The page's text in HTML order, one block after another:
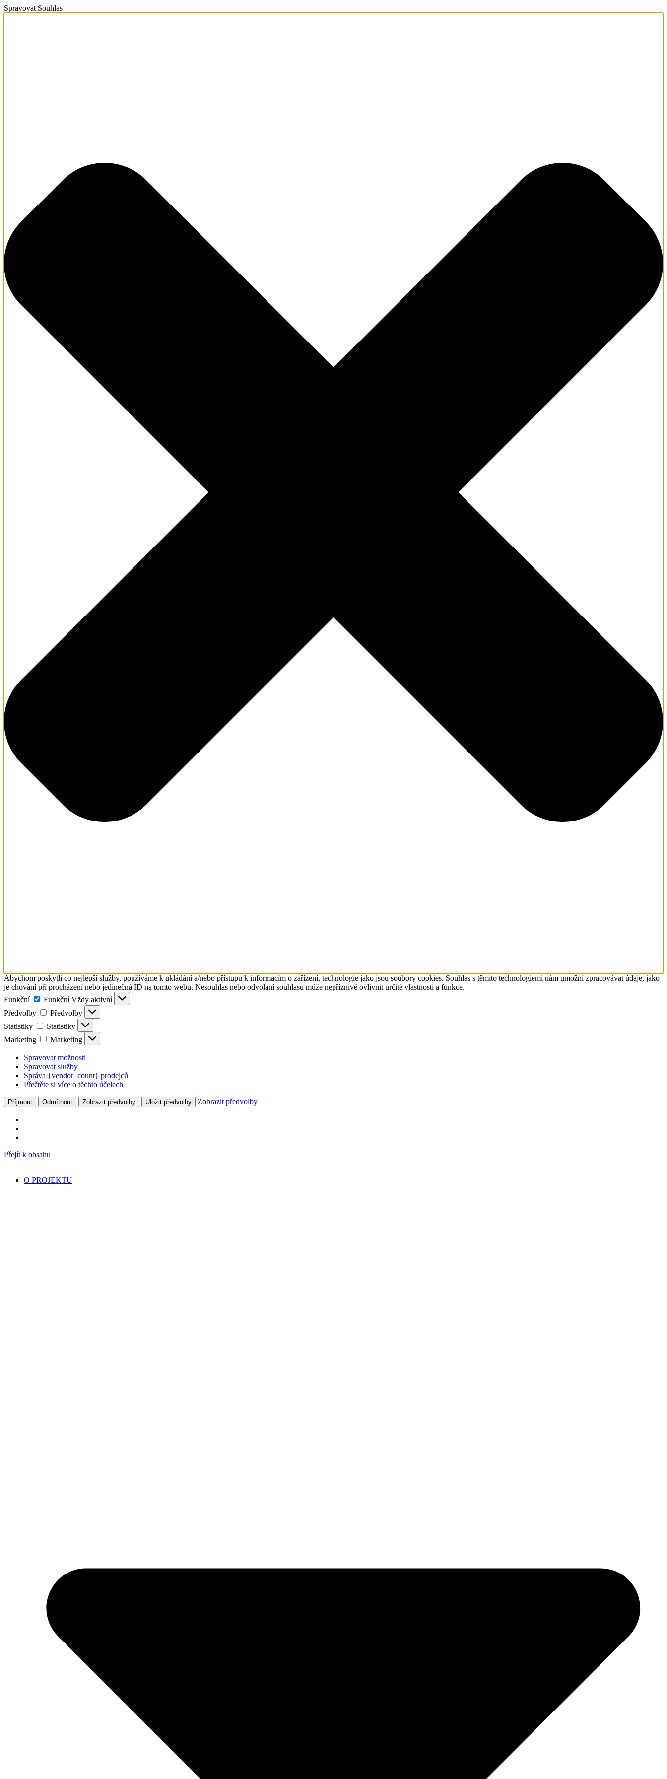
Spravovat Souhlas
Abychom poskytli co nejlepší služby, používáme k ukládání a/nebo přístupu k informacím o zařízení, technologie jako jsou soubory cookies. Souhlas s těmito technologiemi nám umožní zpracovávat údaje, jako
je chování při procházení nebo jedinečná ID na tomto webu. Nesouhlas nebo odvolání souhlasu může nepříznivě ovlivnit určité vlastnosti a funkce.
Funkční
Funkční Vždy aktivní
Předvolby
Předvolby
Statistiky
Statistiky
Marketing
Marketing
Spravovat možnosti
Spravovat služby
Správa {vendor_count} prodejců
Přečtěte si více o těchto účelech
Příjmout Odmítnout Zobrazit předvolby Uložit předvolby Zobrazit předvolby
Přejít k obsahu
O PROJEKTU